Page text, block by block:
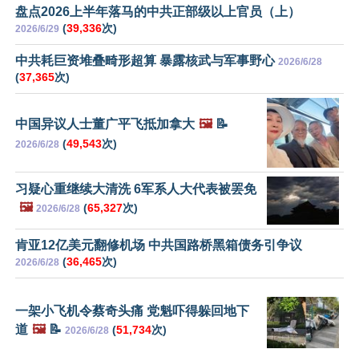
盘点2026上半年落马的中共正部级以上官员（上）
2026/6/29 (39,336次)
中共耗巨资堆叠畸形超算 暴露核武与军事野心 2026/6/28
(37,365次)
中国异议人士董广平飞抵加拿大 🖼️📝
2026/6/28 (49,543次)
习疑心重继续大清洗 6军系人大代表被罢免
🖼️ 2026/6/28 (65,327次)
肯亚12亿美元翻修机场 中共国路桥黑箱债务引争议
2026/6/28 (36,465次)
一架小飞机令蔡奇头痛 党魁吓得躲回地下
道 🖼️📝 2026/6/28 (51,734次)